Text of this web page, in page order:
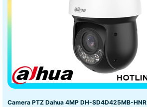
Camera PTZ Dahua 4MP DH-SD4D425MB-HNR